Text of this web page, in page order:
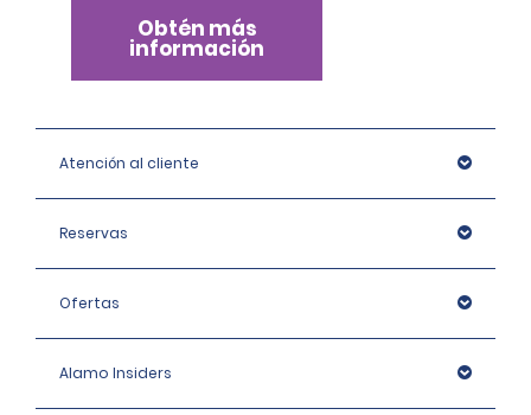
Obtén más
información
Atención al cliente
Reservas
Ofertas
Alamo Insiders